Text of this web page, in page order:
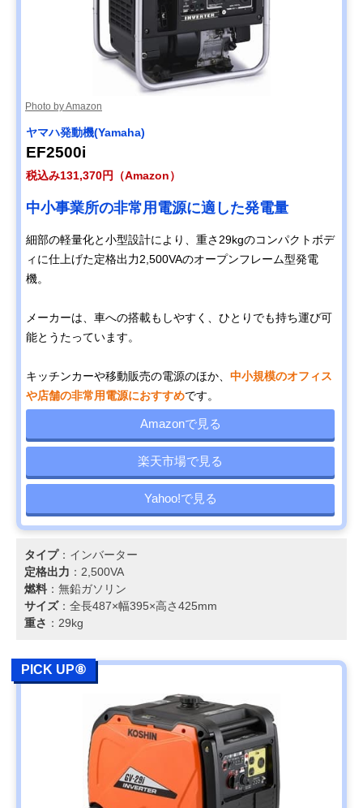
Photo by Amazon
ヤマハ発動機(Yamaha)
EF2500i
税込み131,370円（Amazon）
中小事業所の非常用電源に適した発電量
細部の軽量化と小型設計により、重さ29kgのコンパクトボデ
ィに仕上げた定格出力2,500VAのオープンフレーム型発電
機。
メーカーは、車への搭載もしやすく、ひとりでも持ち運び可
能とうたっています。
キッチンカーや移動販売の電源のほか、 中小規模のオフィス
や店舗の非常用電源におすすめです。
Amazonで見る
楽天市場で見る
Yahoo!で見る
タイプ：インバーター
定格出力 ：2,500VA
燃料 ：無鉛ガソリン
サイズ：全長487×幅395×高さ425mm
重さ ：29kg
PICK UP⑧